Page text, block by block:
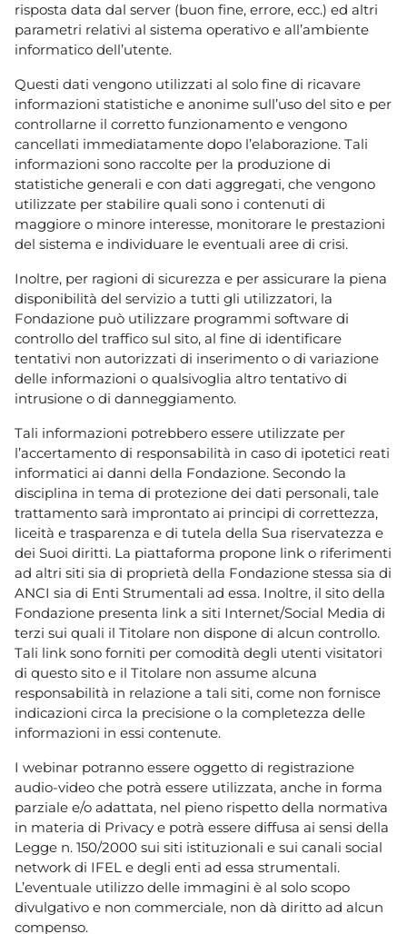
risposta data dal server (buon fine, errore, ecc.) ed altri
parametri relativi al sistema operativo e all’ambiente
informatico dell’utente.
Questi dati vengono utilizzati al solo fine di ricavare
informazioni statistiche e anonime sull’uso del sito e per
controllarne il corretto funzionamento e vengono
cancellati immediatamente dopo l’elaborazione. Tali
informazioni sono raccolte per la produzione di
statistiche generali e con dati aggregati, che vengono
utilizzate per stabilire quali sono i contenuti di
maggiore o minore interesse, monitorare le prestazioni
del sistema e individuare le eventuali aree di crisi.
Inoltre, per ragioni di sicurezza e per assicurare la piena
disponibilità del servizio a tutti gli utilizzatori, la
Fondazione può utilizzare programmi software di
controllo del traffico sul sito, al fine di identificare
tentativi non autorizzati di inserimento o di variazione
delle informazioni o qualsivoglia altro tentativo di
intrusione o di danneggiamento.
Tali informazioni potrebbero essere utilizzate per
l’accertamento di responsabilità in caso di ipotetici reati
informatici ai danni della Fondazione. Secondo la
disciplina in tema di protezione dei dati personali, tale
trattamento sarà improntato ai principi di correttezza,
liceità e trasparenza e di tutela della Sua riservatezza e
dei Suoi diritti. La piattaforma propone link o riferimenti
ad altri siti sia di proprietà della Fondazione stessa sia di
ANCI sia di Enti Strumentali ad essa. Inoltre, il sito della
Fondazione presenta link a siti Internet/Social Media di
terzi sui quali il Titolare non dispone di alcun controllo.
Tali link sono forniti per comodità degli utenti visitatori
di questo sito e il Titolare non assume alcuna
responsabilità in relazione a tali siti, come non fornisce
indicazioni circa la precisione o la completezza delle
informazioni in essi contenute.
I webinar potranno essere oggetto di registrazione
audio-video che potrà essere utilizzata, anche in forma
parziale e/o adattata, nel pieno rispetto della normativa
in materia di Privacy e potrà essere diffusa ai sensi della
Legge n. 150/2000 sui siti istituzionali e sui canali social
network di IFEL e degli enti ad essa strumentali.
L’eventuale utilizzo delle immagini è al solo scopo
divulgativo e non commerciale, non dà diritto ad alcun
compenso.